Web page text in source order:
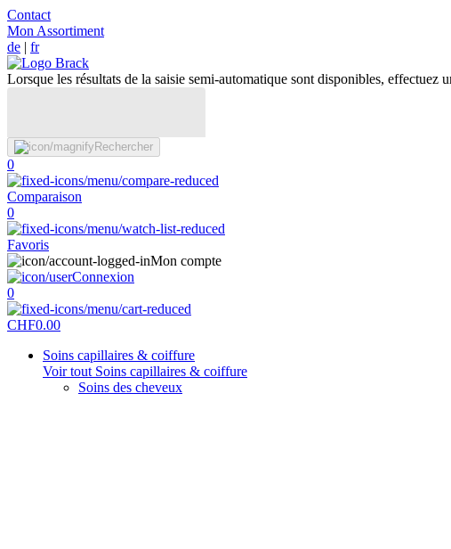
Contact
Mon Assortiment
de | fr
Lorsque les résultats de la saisie semi-automatique sont disponibles,
Rechercher
0
Comparaison
0
Favoris
Mon compte
Connexion
0
CHF0.00
Soins capillaires & coiffure
Voir tout Soins capillaires & coiffure
Soins des cheveux